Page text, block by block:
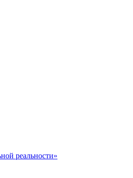
реальности»